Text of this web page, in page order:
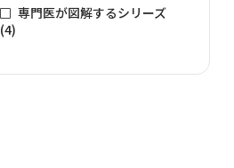
専門医が図解するシリーズ
(4)